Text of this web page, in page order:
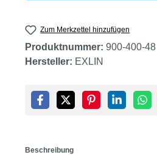
Zum Merkzettel hinzufügen
Produktnummer: 900-400-48
Hersteller: EXLIN
Beschreibung